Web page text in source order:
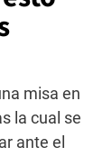
misa en
la cual se
ante el